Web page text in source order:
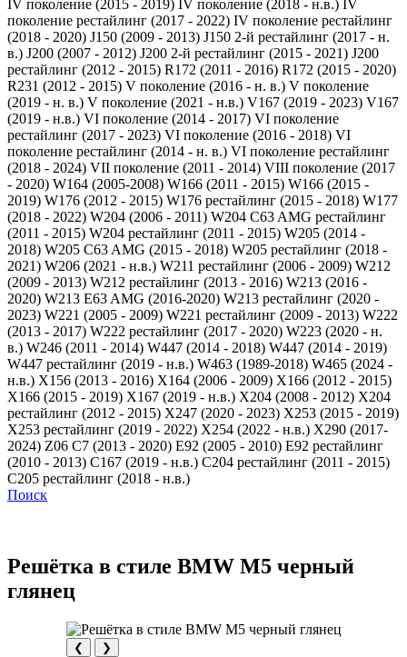
IV поколение (2015 - 2019) IV поколение (2018 - н.в.) IV
поколение рестайлинг (2017 - 2022) IV поколение рестайлинг
(2018 - 2020) J150 (2009 - 2013) J150 2-й рестайлинг (2017 - н.
в.) J200 (2007 - 2012) J200 2-й рестайлинг (2015 - 2021) J200
рестайлинг (2012 - 2015) R172 (2011 - 2016) R172 (2015 - 2020)
R231 (2012 - 2015) V поколение (2016 - н. в.) V поколение
(2019 - н. в.) V поколение (2021 - н.в.) V167 (2019 - 2023) V167
(2019 - н.в.) VI поколение (2014 - 2017) VI поколение
рестайлинг (2017 - 2023) VI поколение (2016 - 2018) VI
поколение рестайлинг (2014 - н. в.) VI поколение рестайлинг
(2018 - 2024) VII поколение (2011 - 2014) VIII поколение (2017
- 2020) W164 (2005-2008) W166 (2011 - 2015) W166 (2015 -
2019) W176 (2012 - 2015) W176 рестайлинг (2015 - 2018) W177
(2018 - 2022) W204 (2006 - 2011) W204 C63 AMG рестайлинг
(2011 - 2015) W204 рестайлинг (2011 - 2015) W205 (2014 -
2018) W205 C63 AMG (2015 - 2018) W205 рестайлинг (2018 -
2021) W206 (2021 - н.в.) W211 рестайлинг (2006 - 2009) W212
(2009 - 2013) W212 рестайлинг (2013 - 2016) W213 (2016 -
2020) W213 E63 AMG (2016-2020) W213 рестайлинг (2020 -
2023) W221 (2005 - 2009) W221 рестайлинг (2009 - 2013) W222
(2013 - 2017) W222 рестайлинг (2017 - 2020) W223 (2020 - н.
в.) W246 (2011 - 2014) W447 (2014 - 2018) W447 (2014 - 2019)
W447 рестайлинг (2019 - н.в.) W463 (1989-2018) W465 (2024 -
н.в.) X156 (2013 - 2016) X164 (2006 - 2009) X166 (2012 - 2015)
X166 (2015 - 2019) X167 (2019 - н.в.) X204 (2008 - 2012) X204
рестайлинг (2012 - 2015) X247 (2020 - 2023) X253 (2015 - 2019)
X253 рестайлинг (2019 - 2022) X254 (2022 - н.в.) X290 (2017-
2024) Z06 C7 (2013 - 2020) Е92 (2005 - 2010) Е92 рестайлинг
(2010 - 2013) С167 (2019 - н.в.) С204 рестайлинг (2011 - 2015)
С205 рестайлинг (2018 - н.в.)
Поиск
Решётка в стиле BMW M5 черный
глянец
❮ ❯